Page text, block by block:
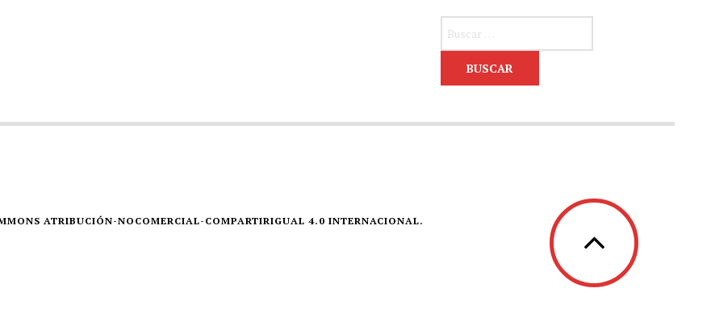
ATRIBUCIÓN-NOCOMERCIAL-COMPARTIRIGUAL 4.0 INTERNACIONAL.